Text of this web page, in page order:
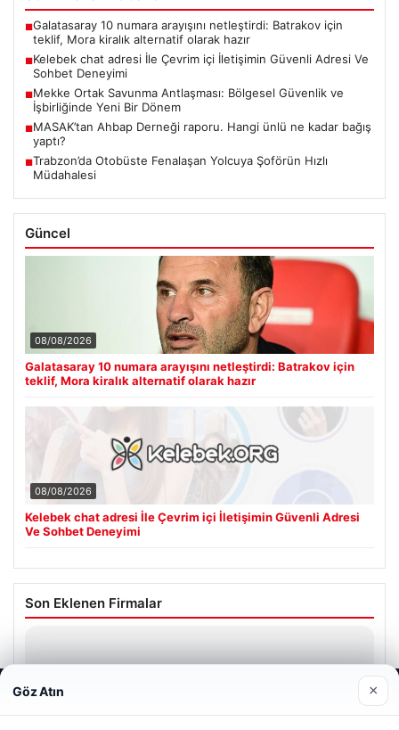
■Galatasaray 10 numara arayışını netleştirdi: Batrakov için
teklif, Mora kiralık alternatif olarak hazır
■Kelebek chat adresi İle Çevrim içi İletişimin Güvenli Adresi Ve
Sohbet Deneyimi
■Mekke Ortak Savunma Antlaşması: Bölgesel Güvenlik ve
İşbirliğinde Yeni Bir Dönem
■MASAK’tan Ahbap Derneği raporu. Hangi ünlü ne kadar bağış
yaptı?
■Trabzon’da Otobüste Fenalaşan Yolcuya Şoförün Hızlı
Müdahalesi
Güncel
08/08/2026
Galatasaray 10 numara arayışını netleştirdi: Batrakov için
teklif, Mora kiralık alternatif olarak hazır
08/08/2026
Kelebek chat adresi İle Çevrim içi İletişimin Güvenli Adresi
Ve Sohbet Deneyimi
Son Eklenen Firmalar
Web sitemizi nasıl kullandığınızı daha iyi anlayabilmek,
deneyiminizi kişiselleştirmek ve geliştirmek amacıyla çerezler
Göz Atın ×